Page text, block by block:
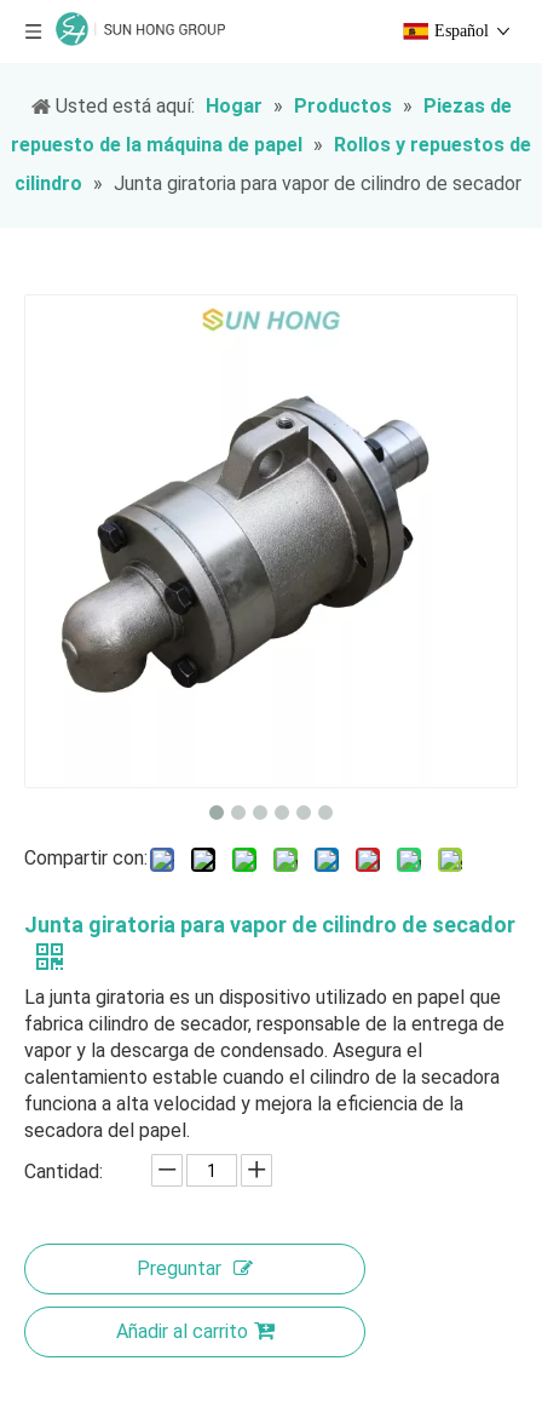
Español
Usted está aquí: Hogar » Productos » Piezas de
repuesto de la máquina de papel » Rollos y repuestos de
cilindro » Junta giratoria para vapor de cilindro de secador
Compartir con:
Junta giratoria para vapor de cilindro de secador
La junta giratoria es un dispositivo utilizado en papel que
fabrica cilindro de secador, responsable de la entrega de
vapor y la descarga de condensado. Asegura el
calentamiento estable cuando el cilindro de la secadora
funciona a alta velocidad y mejora la eficiencia de la
secadora del papel.
Cantidad:
Preguntar
Añadir al carrito